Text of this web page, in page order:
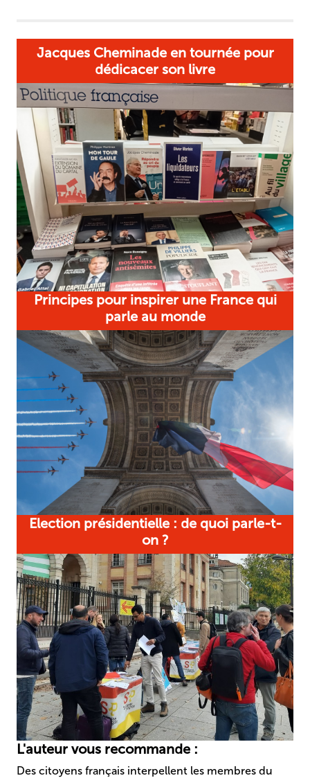
Jacques Cheminade en tournée pour
dédicacer son livre
Principes pour inspirer une France qui
parle au monde
Election présidentielle : de quoi parle-t-
on ?
L'auteur vous recommande :
Des citoyens français interpellent les membres du